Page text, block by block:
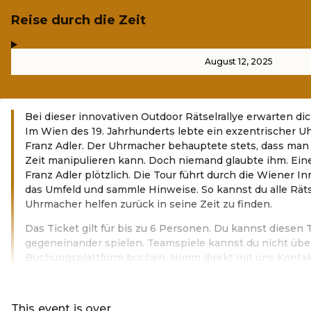
Reise durch die Zeit
August 12, 2025
Bei dieser innovativen Outdoor Rätselrallye erwarten
Im Wien des 19. Jahrhunderts lebte ein exzentrischer
Franz Adler. Der Uhrmacher behauptete stets, dass
Zeit manipulieren kann. Doch niemand glaubte ihm.
Franz Adler plötzlich. Die Tour führt durch die Wiener
das Umfeld und sammle Hinweise. So kannst du alle
Uhrmacher helfen zurück in seine Zeit zu finden.
Das Ticket gilt für bis zu 6 Personen. Du kannst diesen
gegeneinander spielen. Teamspiele kannst du nicht
Buchungsplattform buchen. Nimm direkt mit uns